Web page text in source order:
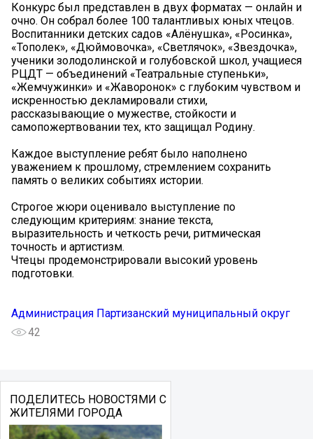
Конкурс был представлен в двух форматах — онлайн и
очно. Он собрал более 100 талантливых юных чтецов.
Воспитанники детских садов «Алёнушка», «Росинка»,
«Тополек», «Дюймовочка», «Светлячок», «Звездочка»,
ученики золодолинской и голубовской школ, учащиеся
РЦДТ — объединений «Театральные ступеньки»,
«Жемчужинки» и «Жаворонок» с глубоким чувством и
искренностью декламировали стихи,
рассказывающие о мужестве, стойкости и
самопожертвовании тех, кто защищал Родину.
Каждое выступление ребят было наполнено
уважением к прошлому, стремлением сохранить
память о великих событиях истории.
Строгое жюри оценивало выступление по
следующим критериям: знание текста,
выразительность и четкость речи, ритмическая
точность и артистизм.
Чтецы продемонстрировали высокий уровень
подготовки.
Администрация Партизанский муниципальный округ
42
ПОДЕЛИТЕСЬ НОВОСТЯМИ С
ЖИТЕЛЯМИ ГОРОДА